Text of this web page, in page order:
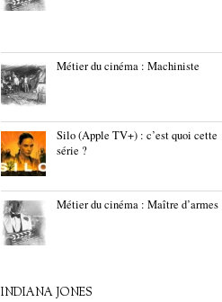
Métier du cinéma : Machiniste
Silo (Apple TV+) : c’est quoi cette
série ?
Métier du cinéma : Maître d’armes
INDIANA JONES